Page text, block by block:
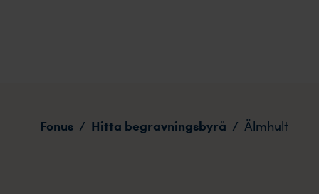
Fonus / Hitta begravningsbyrå / Älmhult